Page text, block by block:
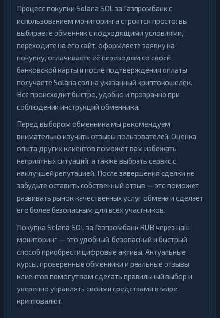
Процесс покупки Solana SOL за Газпромбанк с
использованием мониторинга строится просто: вы
выбираете обменник с подходящими условиями,
переходите на его сайт, оформляете заявку на
покупку, оплачиваете её переводом со своей
банковской карты и после подтверждения оплаты
получаете Solana сол на указанный криптокошелёк.
Всё происходит быстро, удобно и прозрачно при
соблюдении инструкций обменника.
Перед выбором обменника мы рекомендуем
внимательно изучить отзывы пользователей. Оценка
опыта других клиентов поможет вам избежать
неприятных ситуаций, а также выбрать сервис с
наилучшей репутацией. После завершения сделки не
забудьте оставить собственный отзыв — это поможет
развивать рынок качественных услуг обмена и сделает
его более безопасным для всех участников.
Покупка Solana SOL за Газпромбанк RUB через наш
мониторинг — это удобный, безопасный и быстрый
способ приобрести цифровые активы. Актуальные
курсы, проверенные обменники и реальные отзывы
клиентов помогут вам сделать правильный выбор и
уверенно управлять своими средствами в мире
криптовалют.